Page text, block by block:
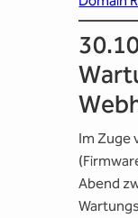
Im Zuge
Abend